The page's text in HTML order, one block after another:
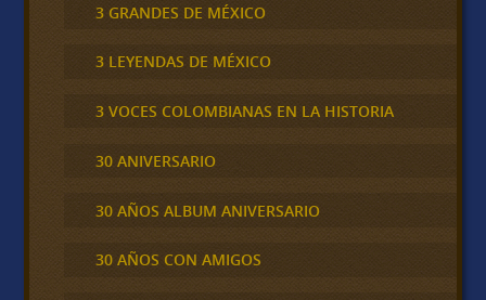
3 GRANDES DE MÉXICO
3 LEYENDAS DE MÉXICO
3 VOCES COLOMBIANAS EN LA HISTORIA
30 ANIVERSARIO
30 AÑOS ALBUM ANIVERSARIO
30 AÑOS CON AMIGOS